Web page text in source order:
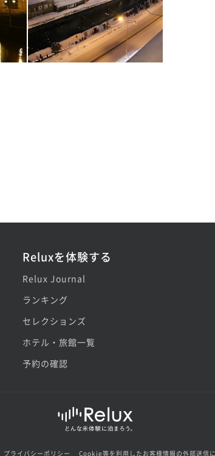
Reluxを体験する
Relux Journal
ランキング
セレクションズ
ホテル・旅館一覧
予約の確認
プライバシーポリシー Cookie等を利用したお客様情報の外部送信